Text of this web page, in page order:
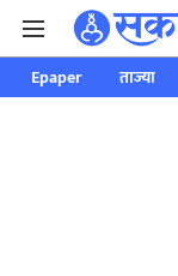
Epaper ताज्या